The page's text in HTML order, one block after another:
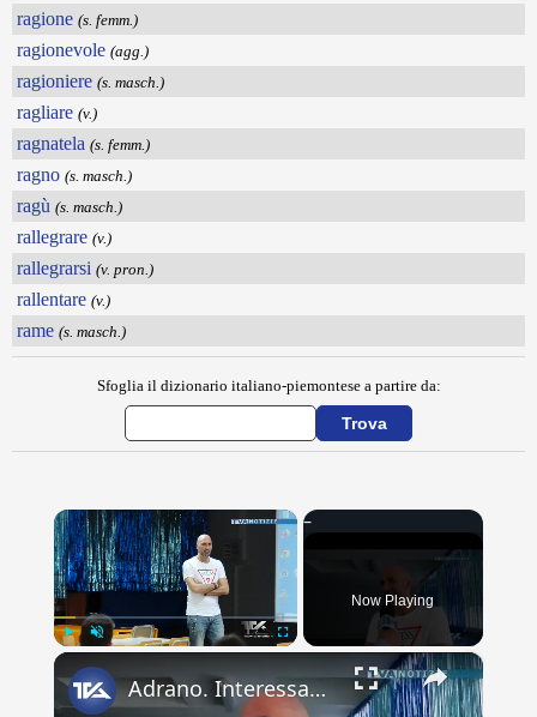
ragione (s. femm.)
ragionevole (agg.)
ragioniere (s. masch.)
ragliare (v.)
ragnatela (s. femm.)
ragno (s. masch.)
ragù (s. masch.)
rallegrare (v.)
rallegrarsi (v. pron.)
rallentare (v.)
rame (s. masch.)
Sfoglia il dizionario italiano-piemontese a partire da:
×
Now Playing
×
Adrano. Interessante incontro al liceo “Verga” con il prof. Fabio Gamberini. Studenti del Linguistic